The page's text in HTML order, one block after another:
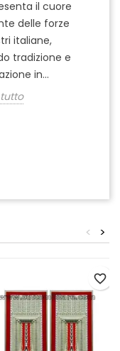
il cuore
delle forze
italiane,
tradizione e
in...
>
<
favorite_border